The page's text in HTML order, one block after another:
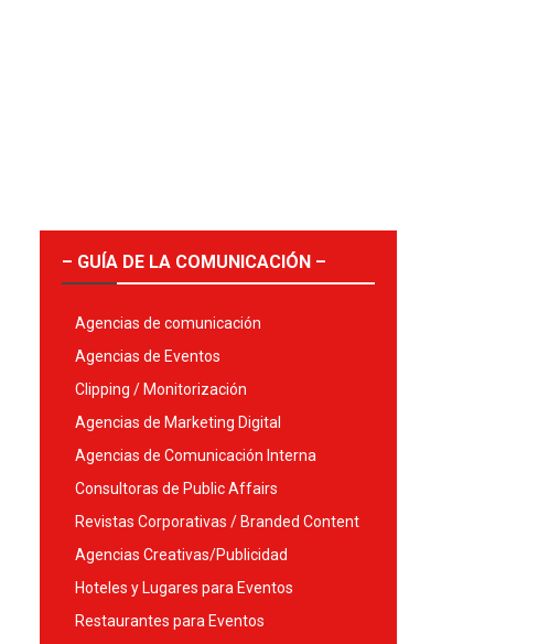
– GUÍA DE LA COMUNICACIÓN –
Agencias de comunicación
Agencias de Eventos
Clipping / Monitorización
Agencias de Marketing Digital
Agencias de Comunicación Interna
Consultoras de Public Affairs
Revistas Corporativas / Branded Content
Agencias Creativas/Publicidad
Hoteles y Lugares para Eventos
Restaurantes para Eventos